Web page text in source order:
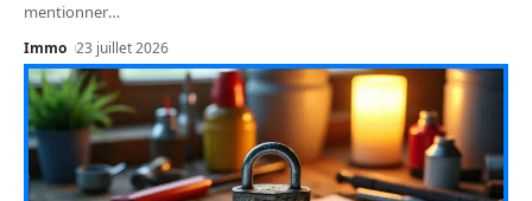
mentionner…
Immo 23 juillet 2026